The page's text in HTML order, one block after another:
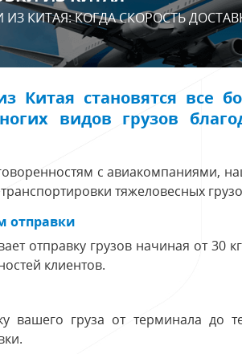
ИЗ КИТАЯ: КОГДА СКОРОСТЬ
Китая становятся все
видов грузов
с авиакомпаниями,
тяжеловесных
отправки
отправку грузов начиная от 30
клиентов.
вашего груза от терминала до